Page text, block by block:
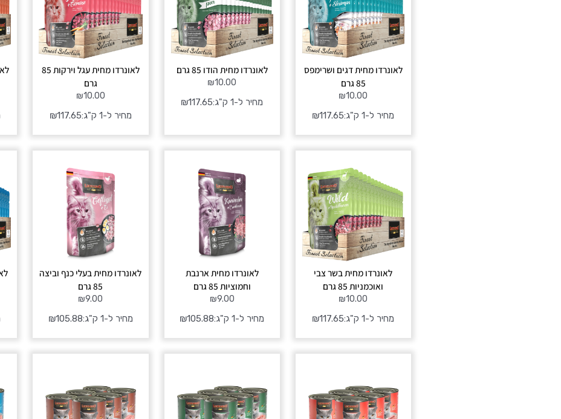
לאונרדו מחית דגים ושרימפס
85 גרם
₪10.00
מחיר ל-1 ק"ג: ₪117.65
לאונרדו מחית הודו 85 גרם
₪10.00
מחיר ל-1 ק"ג: ₪117.65
לאונרדו מחית עגל וירקות 85
גרם
₪10.00
מחיר ל-1 ק"ג: ₪117.65
לאונרדו מחית בשר צבי
ואוכמניות 85 גרם
₪10.00
מחיר ל-1 ק"ג: ₪117.65
לאונרדו מחית ארנבת
וחמוציות 85 גרם
₪9.00
מחיר ל-1 ק"ג: ₪105.88
לאונרדו מחית בעלי כנף וביצה
85 גרם
₪9.00
מחיר ל-1 ק"ג: ₪105.88
עד
⁦₪18.00⁩
עד
⁦₪18.00⁩
עד
⁦₪18.00⁩